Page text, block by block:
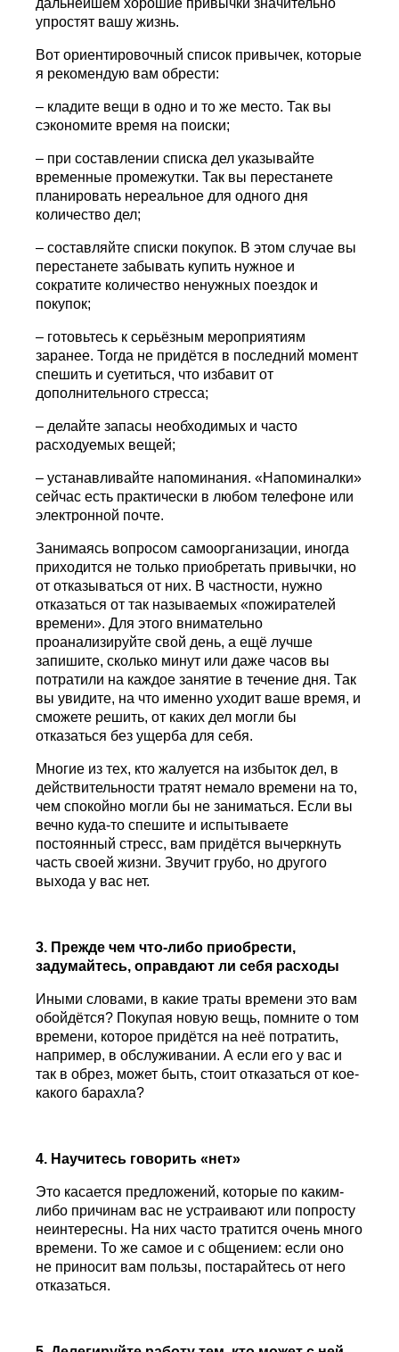
упростят вашу жизнь.
Вот ориентировочный список привычек, которые
я рекомендую вам обрести:
– кладите вещи в одно и то же место. Так вы
сэкономите время на поиски;
– при составлении списка дел указывайте
временные промежутки. Так вы перестанете
планировать нереальное для одного дня
количество дел;
– составляйте списки покупок. В этом случае вы
перестанете забывать купить нужное и
сократите количество ненужных поездок и
покупок;
– готовьтесь к серьёзным мероприятиям
заранее. Тогда не придётся в последний момент
спешить и суетиться, что избавит от
дополнительного стресса;
– делайте запасы необходимых и часто
расходуемых вещей;
– устанавливайте напоминания. «Напоминалки»
сейчас есть практически в любом телефоне или
электронной почте.
Занимаясь вопросом самоорганизации, иногда
приходится не только приобретать привычки, но
от отказываться от них. В частности, нужно
отказаться от так называемых «пожирателей
времени». Для этого внимательно
проанализируйте свой день, а ещё лучше
запишите, сколько минут или даже часов вы
потратили на каждое занятие в течение дня. Так
вы увидите, на что именно уходит ваше время, и
сможете решить, от каких дел могли бы
отказаться без ущерба для себя.
Многие из тех, кто жалуется на избыток дел, в
действительности тратят немало времени на то,
чем спокойно могли бы не заниматься. Если вы
вечно куда-то спешите и испытываете
постоянный стресс, вам придётся вычеркнуть
часть своей жизни. Звучит грубо, но другого
выхода у вас нет.
3. Прежде чем что-либо приобрести,
задумайтесь, оправдают ли себя расходы
Иными словами, в какие траты времени это вам
обойдётся? Покупая новую вещь, помните о том
времени, которое придётся на неё потратить,
например, в обслуживании. А если его у вас и
так в обрез, может быть, стоит отказаться от кое-
какого барахла?
4. Научитесь говорить «нет»
Это касается предложений, которые по каким-
либо причинам вас не устраивают или попросту
неинтересны. На них часто тратится очень много
времени. То же самое и с общением: если оно
не приносит вам пользы, постарайтесь от него
отказаться.